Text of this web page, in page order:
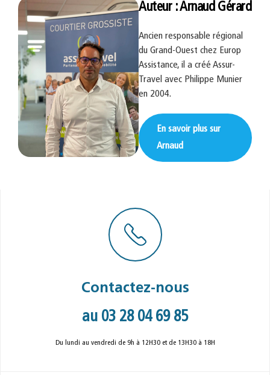
Auteur : Arnaud Gérard
Ancien responsable régional
du Grand-Ouest chez Europ
Assistance, il a créé Assur-
Travel avec Philippe Munier
en 2004.
En savoir plus sur
Arnaud
Contactez-nous
au 03 28 04 69 85
Du lundi au vendredi de 9h à 12H30 et de 13H30 à 18H